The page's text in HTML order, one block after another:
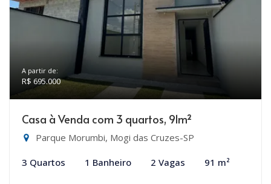
A partir de:
R$ 695.000
Casa à Venda com 3 quartos, 91m²
Parque Morumbi, Mogi das Cruzes-SP
3 Quartos 1 Banheiro 2 Vagas 91 m²